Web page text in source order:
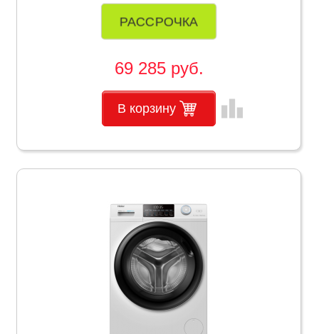
РАССРОЧКА
69 285 руб.
В корзину leaderboard